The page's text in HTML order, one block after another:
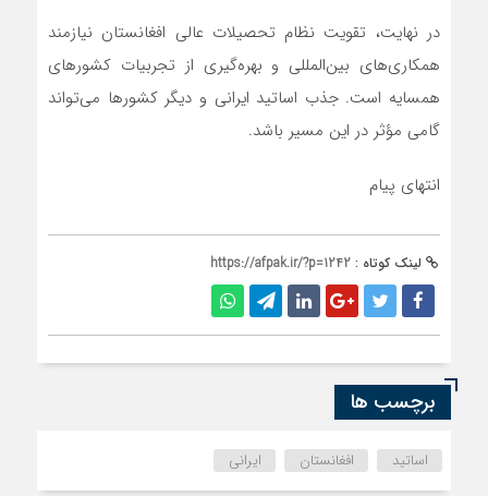
در نهایت، تقویت نظام تحصیلات عالی افغانستان نیازمند
همکاری‌های بین‌المللی و بهره‌گیری از تجربیات کشورهای
همسایه است. جذب اساتید ایرانی و دیگر کشورها می‌تواند
گامی مؤثر در این مسیر باشد.
انتهای پیام
لینک کوتاه : https://afpak.ir/?p=1242
برچسب ها
اساتید افغانستان ایرانی